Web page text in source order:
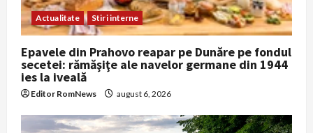
Actualitate Stiri interne
Epavele din Prahovo reapar pe Dunăre pe fondul
secetei: rămăşiţe ale navelor germane din 1944
ies la iveală
Editor RomNews august 6, 2026